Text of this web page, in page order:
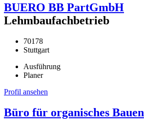
BUERO BB PartGmbH
Lehmbaufachbetrieb
70178
Stuttgart
Ausführung
Planer
Profil ansehen
Büro für organisches Bauen